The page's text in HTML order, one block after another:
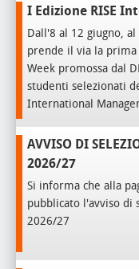
I Edizione RISE
Dall'8 al 12 giugno, al
prende il via la prima
Week promossa dal
studenti selezionati
International
AVVISO DI
2026/27
Si informa che alla
pubblicato l'avviso di
2026/27